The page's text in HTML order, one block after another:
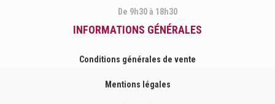
De 9h30 à 18h30
INFORMATIONS GÉNÉRALES
Conditions générales de vente
Mentions légales